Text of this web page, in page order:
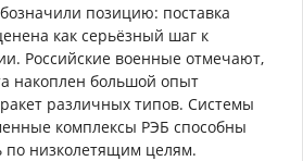
позицию: поставка
как серьёзный шаг к
Российские военные отмечают,
накоплен большой опыт
различных типов. Системы
комплексы РЭБ способны
по низколетящим целям.